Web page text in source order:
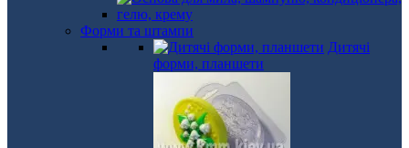
Форми та штампи
Дитячі
форми, планшети